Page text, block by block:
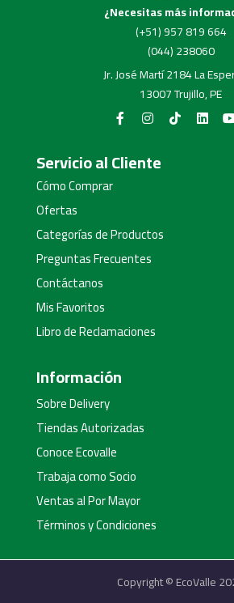
Servicio al Cliente
Cómo Comprar
Ofertas
Categorías de Productos
Preguntas Frecuentes
Contáctanos
Mis Favoritos
Libro de Reclamaciones
¿Necesitas más
(+51) 957 819 664
(044) 238060
Jr. José Martí 2184 La
13007 Trujillo, PE
Información
Sobre Delivery
Tiendas Autorizadas
Conoce Ecovalle
Trabaja como Socio
Ventas al Por Mayor
Términos y Condiciones
Copyright © EcoValle